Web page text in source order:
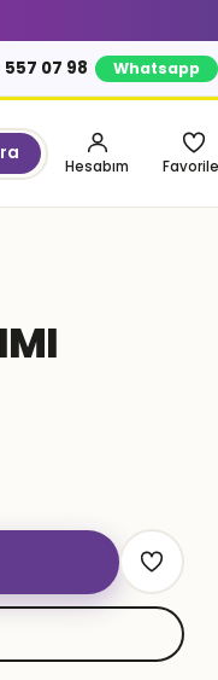
557 07 98 Whatsapp
Hesabım